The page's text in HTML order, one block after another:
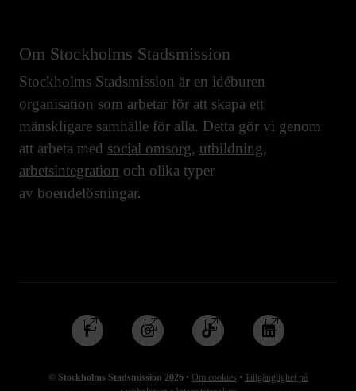
Om Stockholms Stadsmission
Stockholms Stadsmission är en idéburen
organisation som arbetar för att skapa ett
mänskligare samhälle för alla. Detta gör vi genom
att arbeta med social omsorg, utbildning,
arbetsintegration och olika typer
av boendelösningar.
© Stockholms Stadsmission 2026 • Om cookies • Tillgänglighet på
Följ
oss
Facebook
Följ
oss
Instagram
Följ
oss
TikTok
Följ
oss
Linkedin